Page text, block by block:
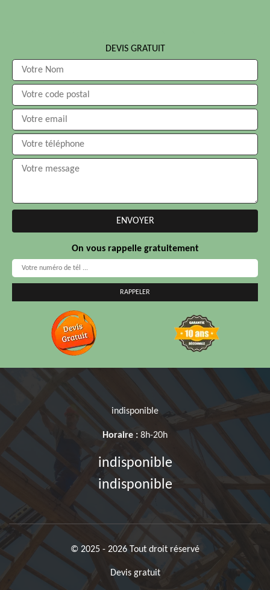
DEVIS GRATUIT
On vous rappelle gratuitement
indisponible
Horaire : 8h-20h
indisponible
indisponible
© 2025 - 2026 Tout droit réservé
Devis gratuit